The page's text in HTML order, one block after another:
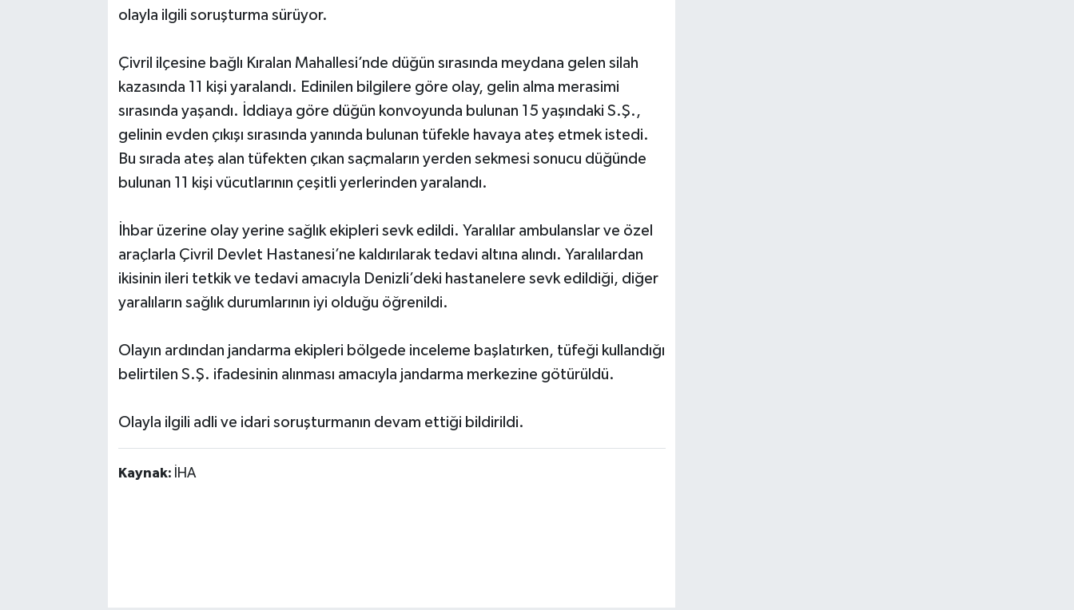
olayla ilgili soruşturma sürüyor.
Çivril ilçesine bağlı Kıralan Mahallesi’nde düğün sırasında meydana gelen silah
kazasında 11 kişi yaralandı. Edinilen bilgilere göre olay, gelin alma merasimi
sırasında yaşandı. İddiaya göre düğün konvoyunda bulunan 15 yaşındaki S.Ş.,
gelinin evden çıkışı sırasında yanında bulunan tüfekle havaya ateş etmek istedi.
Bu sırada ateş alan tüfekten çıkan saçmaların yerden sekmesi sonucu düğünde
bulunan 11 kişi vücutlarının çeşitli yerlerinden yaralandı.
İhbar üzerine olay yerine sağlık ekipleri sevk edildi. Yaralılar ambulanslar ve özel
araçlarla Çivril Devlet Hastanesi’ne kaldırılarak tedavi altına alındı. Yaralılardan
ikisinin ileri tetkik ve tedavi amacıyla Denizli’deki hastanelere sevk edildiği, diğer
yaralıların sağlık durumlarının iyi olduğu öğrenildi.
Olayın ardından jandarma ekipleri bölgede inceleme başlatırken, tüfeği kullandığı
belirtilen S.Ş. ifadesinin alınması amacıyla jandarma merkezine götürüldü.
Olayla ilgili adli ve idari soruşturmanın devam ettiği bildirildi.
Kaynak: İHA